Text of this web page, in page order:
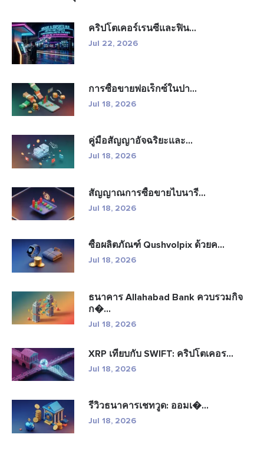
คริปโตเคอร์เรนซีและฟิน...
Jul 22, 2026
การซื้อขายฟอเร็กซ์ในปา...
Jul 18, 2026
คู่มือสัญญาอัจฉริยะและ...
Jul 18, 2026
สัญญาณการซื้อขายไบนารี...
Jul 18, 2026
ซื้อผลิตภัณฑ์ Qushvolpix ด้วยค...
Jul 18, 2026
ธนาคาร Allahabad Bank ควบรวมกิจ
ก�...
Jul 18, 2026
XRP เทียบกับ SWIFT: คริปโตเคอร...
Jul 18, 2026
รีวิวธนาคารเชทวูด: ออมเ�...
Jul 18, 2026